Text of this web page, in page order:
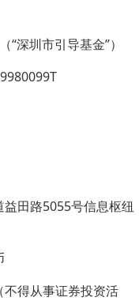
深圳市引导基金”）
田路5055号信息枢纽
得从事证券投资活